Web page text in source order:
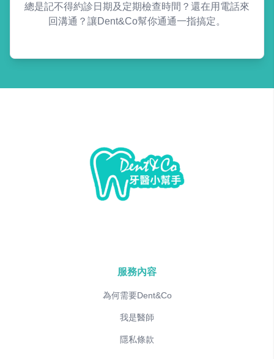
總是記不得約診日期及定期檢查時間？還在用電話來
回溝通？讓Dent&Co幫你通通一指搞定。
服務內容
為何需要Dent&Co
我是醫師
隱私條款